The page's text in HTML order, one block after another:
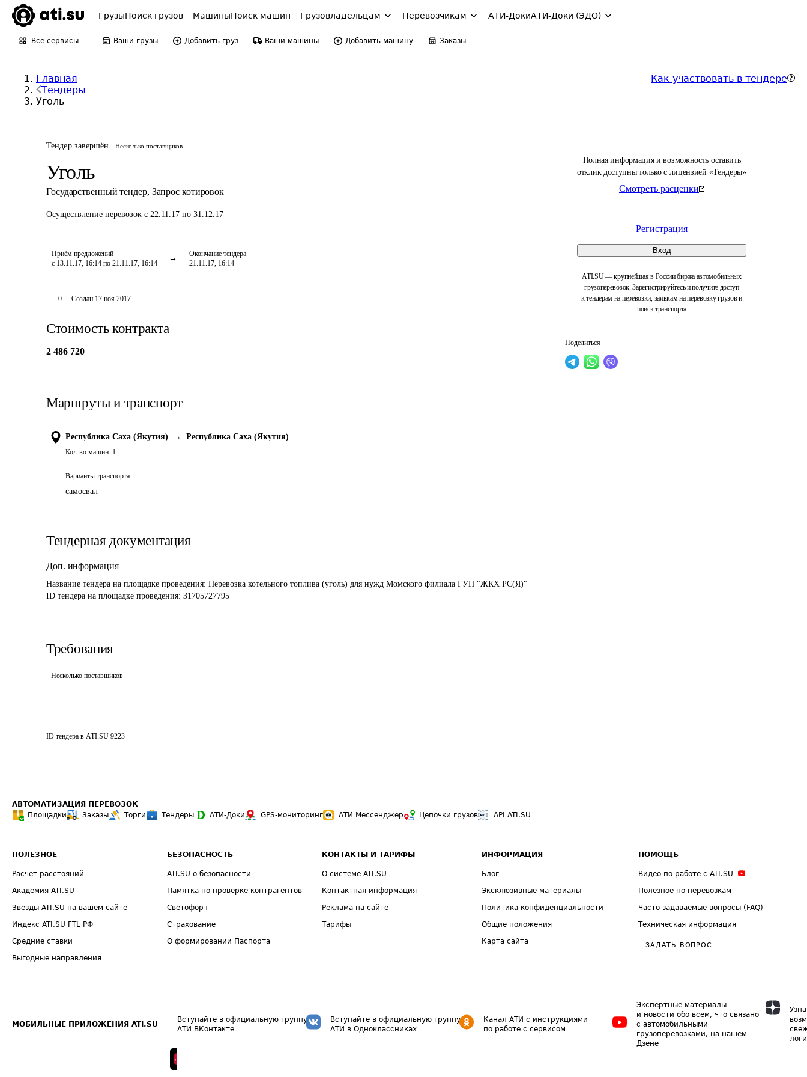
ГрузыПоиск грузов МашиныПоиск машин Грузовладельцам Перевозчикам АТИ-ДокиАТИ-Доки (ЭДО)
Все сервисы Ваши грузы Добавить груз Ваши машины Добавить машину Заказы
Главная
Тендеры
Уголь
Как участвовать в тендере
Тендер завершён Несколько поставщиков
Уголь
Государственный тендер, Запрос котировок
Осуществление перевозок с 22.11.17 по 31.12.17
Приём предложений
с 13.11.17, 16:14 по 21.11.17, 16:14
Окончание тендера
21.11.17, 16:14
Полная информация и возможность оставить
отклик доступны только с лицензией «Тендеры»
Смотреть расценки
Регистрация
Вход
ATI.SU — крупнейшая в России биржа автомобильных
грузоперевозок. Зарегистрируйтесь и получите доступ
к тендерам на перевозки, заявкам на перевозку грузов и
поиск транспорта
Поделиться
0 Создан 17 ноя 2017
Стоимость контракта
2 486 720
Маршруты и транспорт
Республика Саха (Якутия) → Республика Саха (Якутия)
Кол-во машин: 1
Варианты транспорта
самосвал
Тендерная документация
Доп. информация
Название тендера на площадке проведения: Перевозка котельного топлива (уголь) для нужд Момского филиала ГУП "ЖКХ РС(Я)"
ID тендера на площадке проведения: 31705727795
Требования
Несколько поставщиков
ID тендера в ATI.SU 9223
АВТОМАТИЗАЦИЯ ПЕРЕВОЗОК
Площадки
Заказы Торги Тендеры АТИ-Доки GPS-мониторинг АТИ Мессенджер Цепочки грузов API ATI.SU
ПОЛЕЗНОЕ
Расчет расстояний
Академия ATI.SU
Звезды ATI.SU на вашем сайте
Индекс ATI.SU FTL РФ
Средние ставки
Выгодные направления
БЕЗОПАСНОСТЬ
ATI.SU о безопасности
Памятка по проверке контрагентов
Светофор+
Страхование
О формировании Паспорта
КОНТАКТЫ И ТАРИФЫ
О системе ATI.SU
Контактная информация
Реклама на сайте
Тарифы
ИНФОРМАЦИЯ
Блог
Эксклюзивные материалы
Политика конфиденциальности
Общие положения
Карта сайта
ПОМОЩЬ
Видео по работе с ATI.SU
Полезное по перевозкам
Часто задаваемые вопросы (FAQ)
Техническая информация
ЗАДАТЬ ВОПРОС
МОБИЛЬНЫЕ ПРИЛОЖЕНИЯ ATI.SU
Вступайте в официальную группу
АТИ ВКонтакте
Вступайте в официальную группу
АТИ в Одноклассниках
Канал АТИ с инструкциями
по работе с сервисом
Экспертные материалы
и новости обо всем, что связано
с автомобильными
грузоперевозками, на нашем
Дзене